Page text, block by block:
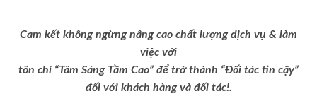
Cam kết không ngừng nâng cao chất lượng dịch vụ & làm
việc với
tôn chỉ “Tâm Sáng Tầm Cao” để trở thành “Đối tác tin cậy”
đối với khách hàng và đối tác!.